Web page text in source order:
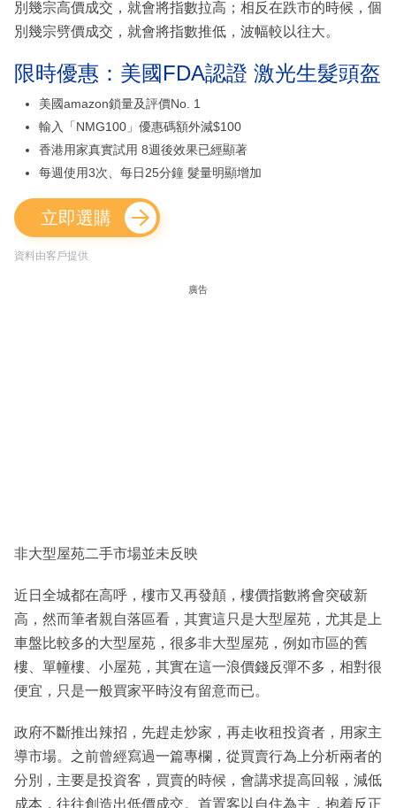
別幾宗高價成交，就會將指數拉高；相反在跌市的時候，個
別幾宗劈價成交，就會將指數推低，波幅較以往大。
限時優惠：美國FDA認證 激光生髮頭盔
美國amazon鎖量及評價No. 1
輸入「NMG100」優惠碼額外減$100
香港用家真實試用 8週後效果已經顯著
每週使用3次、每日25分鐘 髮量明顯增加
立即選購
資料由客戶提供
廣告
非大型屋苑二手市場並未反映
近日全城都在高呼，樓市又再發顛，樓價指數將會突破新
高，然而筆者親自落區看，其實這只是大型屋苑，尤其是上
車盤比較多的大型屋苑，很多非大型屋苑，例如市區的舊
樓、單幢樓、小屋苑，其實在這一浪價錢反彈不多，相對很
便宜，只是一般買家平時沒有留意而已。
政府不斷推出辣招，先趕走炒家，再走收租投資者，用家主
導市場。之前曾經寫過一篇專欄，從買賣行為上分析兩者的
分別，主要是投資客，買賣的時候，會講求提高回報，減低
成本，往往創造出低價成交。首置客以自住為主，抱着反正